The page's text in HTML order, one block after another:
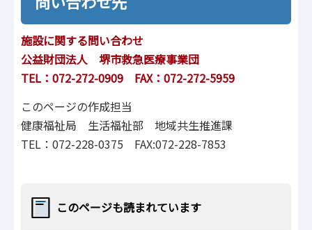
施設に関する問い合わせ
公益財団法人 堺市救急医療事業団
TEL：072-272-0909 FAX：072-272-5959
このページの作成担当
健康福祉局 生活福祉部 地域共生推進課
TEL：072-228-0375 FAX:072-228-7853
このページも読まれています